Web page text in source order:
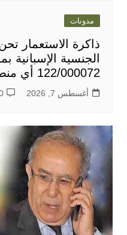
مدونات
ذاكرة الاستعمار
الجنسية الإسبانية
122/000072 أي منطق هذا ؟
أغسطس 7, 2026